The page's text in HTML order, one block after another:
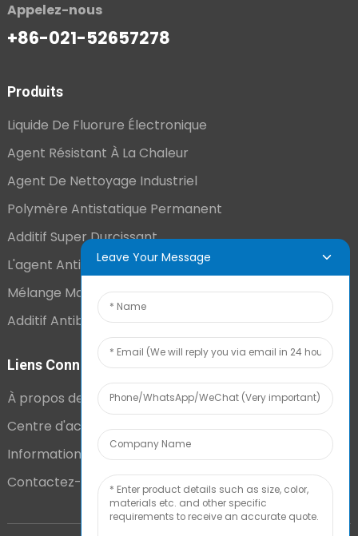
Appelez-nous
+86-021-52657278
Produits
Liquide De Fluorure Électronique
Agent Résistant À La Chaleur
Agent De Nettoyage Industriel
Polymère Antistatique Permanent
Additif Super Durcissant
L'agent Antistatique Longue Durée
Mélange Maître VCI
Additif Antibuée Ajouté En Interne
Liens Connexes
À propos de nous
Centre d'actualités
Informations techniques
Contactez-nous
Leave Your Message